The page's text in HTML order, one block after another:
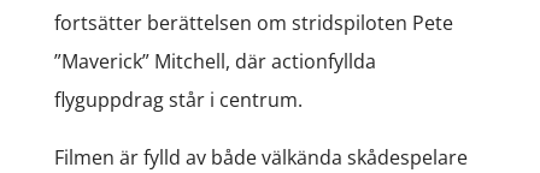
fortsätter berättelsen om stridspiloten Pete
”Maverick” Mitchell, där actionfyllda
flyguppdrag står i centrum.
Filmen är fylld av både välkända skådespelare